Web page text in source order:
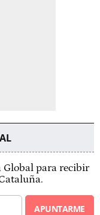
Global para recibir
APUNTARME